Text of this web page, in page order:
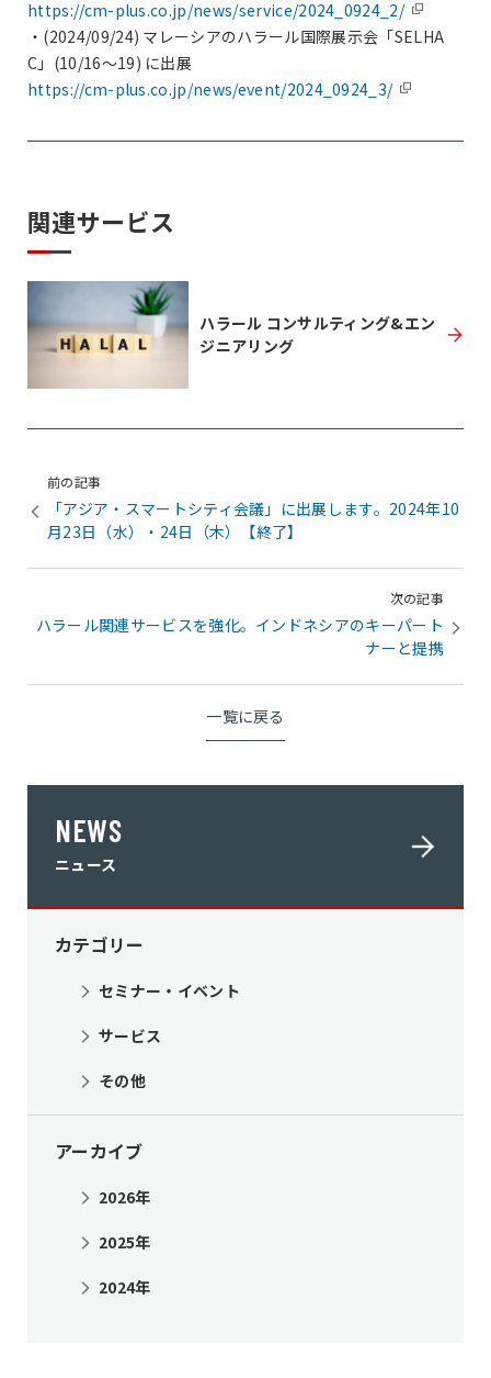
https://cm-plus.co.jp/news/service/2024_0924_2/
・(2024/09/24) マレーシアのハラール国際展示会「SELHA
C」(10/16～19) に出展
https://cm-plus.co.jp/news/event/2024_0924_3/
関連サービス
ハラール コンサルティング&エン
ジニアリング
前の記事
「アジア・スマートシティ会議」に出展します。2024年10
月23日（水）・24日（木）【終了】
一覧に戻る
次の記事
ハラール関連サービスを強化。インドネシアのキーパート
ナーと提携
NEWS
ニュース
カテゴリー
セミナー・イベント
サービス
その他
アーカイブ
2026年
2025年
2024年